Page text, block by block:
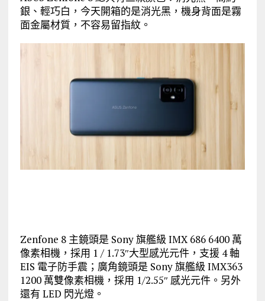
銀、輕巧白，今天開箱的是消光黑，機身背面是霧
面金屬材質，不容易留指紋。
Zenfone 8 主鏡頭是 Sony 旗艦級 IMX 686 6400 萬
像素相機，採用 1 / 1.73″大型感光元件，支援 4 軸
EIS 電子防手震；廣角鏡頭是 Sony 旗艦級 IMX363
1200 萬雙像素相機，採用 1/2.55″ 感光元件。另外
還有 LED 閃光燈。